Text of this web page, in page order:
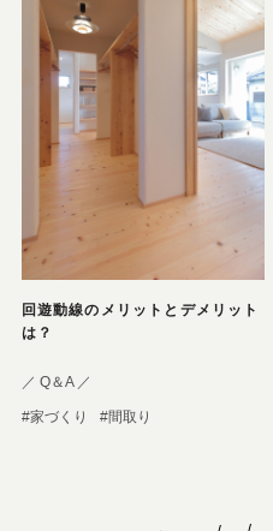
回遊動線のメリットとデメリット
は？
／ Q＆A ／
#家づくり #間取り